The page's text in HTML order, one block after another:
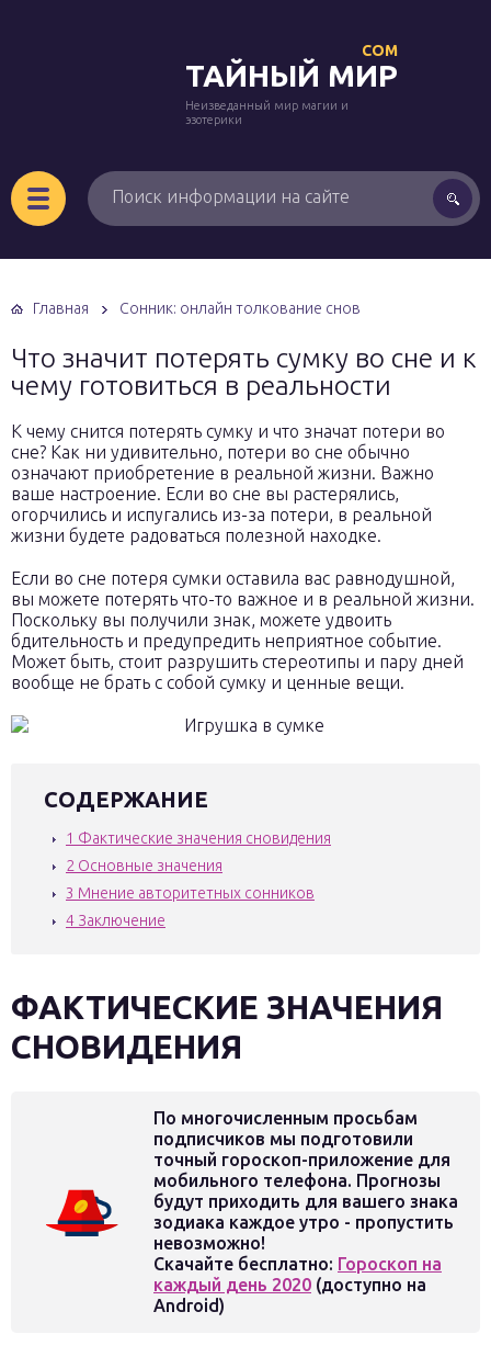
ТАЙНЫЙ МИР
COM
Неизведанный мир магии и
эзотерики
Главная Сонник: онлайн толкование снов
Что значит потерять сумку во сне и к
чему готовиться в реальности
К чему снится потерять сумку и что значат потери во
сне? Как ни удивительно, потери во сне обычно
означают приобретение в реальной жизни. Важно
ваше настроение. Если во сне вы растерялись,
огорчились и испугались из-за потери, в реальной
жизни будете радоваться полезной находке.
Если во сне потеря сумки оставила вас равнодушной,
вы можете потерять что-то важное и в реальной жизни.
Поскольку вы получили знак, можете удвоить
бдительность и предупредить неприятное событие.
Может быть, стоит разрушить стереотипы и пару дней
вообще не брать с собой сумку и ценные вещи.
СОДЕРЖАНИЕ
1 Фактические значения сновидения
2 Основные значения
3 Мнение авторитетных сонников
4 Заключение
ФАКТИЧЕСКИЕ ЗНАЧЕНИЯ
СНОВИДЕНИЯ
По многочисленным просьбам
подписчиков мы подготовили
точный гороскоп-приложение для
мобильного телефона. Прогнозы
будут приходить для вашего знака
зодиака каждое утро - пропустить
невозможно!
Скачайте бесплатно: Гороскоп на
каждый день 2020 (доступно на
Android)